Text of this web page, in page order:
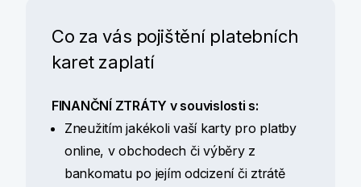
Co za vás pojištění platebních
karet zaplatí
FINANČNÍ ZTRÁTY v souvislosti s:
Zneužitím jakékoli vaší karty pro platby
online, v obchodech či výběry z
bankomatu po jejím odcizení či ztrátě